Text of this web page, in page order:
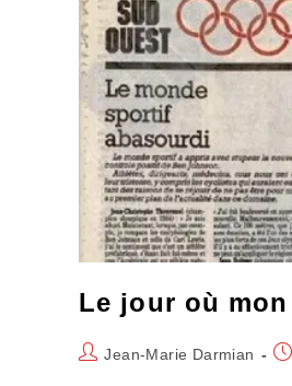
Le jour où
Auteur/autrice
Jean-Marie Darmian